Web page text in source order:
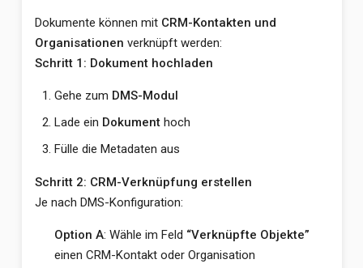
Dokumente können mit CRM-Kontakten und
Organisationen verknüpft werden:
Schritt 1: Dokument hochladen
Gehe zum DMS-Modul
Lade ein Dokumenthoch
Fülle die Metadaten aus
Schritt 2: CRM-Verknüpfung erstellen
Je nach DMS-Konfiguration:
Option A: Wähle im Feld “Verknüpfte Objekte”
einen CRM-Kontakt oder Organisation